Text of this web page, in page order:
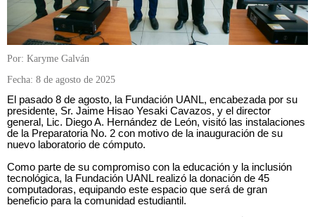
Por: Karyme Galván
Fecha: 8 de agosto de 2025
El pasado 8 de agosto, la Fundación UANL, encabezada por su
presidente, Sr. Jaime Hisao Yesaki Cavazos, y el director
general, Lic. Diego A. Hernández de León, visitó las instalaciones
de la Preparatoria No. 2 con motivo de la inauguración de su
nuevo laboratorio de cómputo.
Como parte de su compromiso con la educación y la inclusión
tecnológica, la Fundación UANL realizó la donación de 45
computadoras, equipando este espacio que será de gran
beneficio para la comunidad estudiantil.